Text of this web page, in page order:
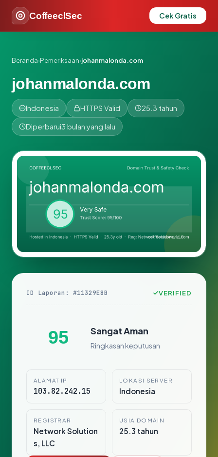
CoffeeclSec Cek Gratis
Beranda›Pemeriksaan›johanmalonda.com
johanmalonda.com
Indonesia HTTPS Valid 25.3 tahun
Diperbarui3 bulan yang lalu
ID Laporan: #11329E8B VERIFIED
95 Sangat Aman
Ringkasan keputusan
ALAMAT IP
103.82.242.15
LOKASI SERVER
Indonesia
REGISTRAR
Network Solution
s, LLC
USIA DOMAIN
25.3 tahun